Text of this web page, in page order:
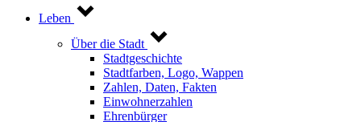
Leben
Über die Stadt
Stadtgeschichte
Stadtfarben, Logo, Wappen
Zahlen, Daten, Fakten
Einwohnerzahlen
Ehrenbürger